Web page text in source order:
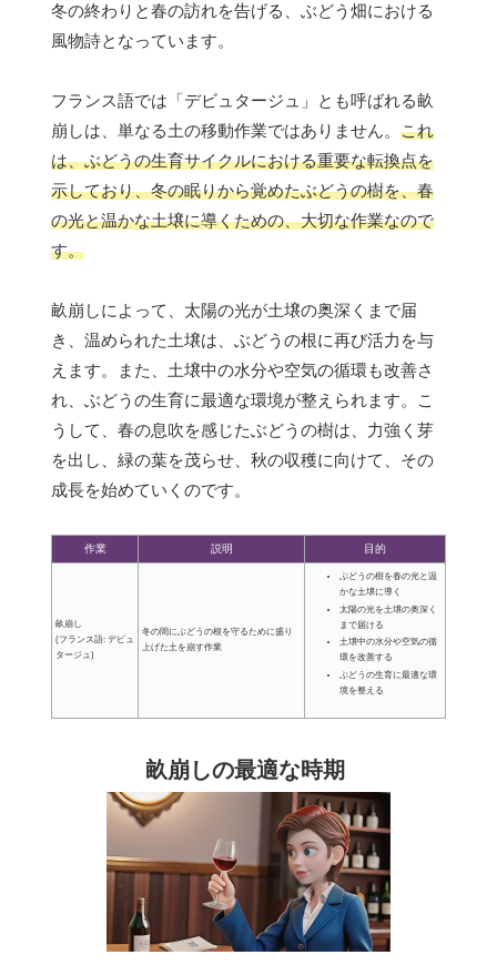
冬の終わりと春の訪れを告げる、ぶどう畑における
風物詩となっています。
フランス語では「デビュタージュ」とも呼ばれる畝
崩しは、単なる土の移動作業ではありません。 これ
は、ぶどうの生育サイクルにおける重要な転換点を
示しており、冬の眠りから覚めたぶどうの樹を、春
の光と温かな土壌に導くための、大切な作業なので
す。
畝崩しによって、太陽の光が土壌の奥深くまで届
き、温められた土壌は、ぶどうの根に再び活力を与
えます。また、土壌中の水分や空気の循環も改善さ
れ、ぶどうの生育に最適な環境が整えられます。こ
うして、春の息吹を感じたぶどうの樹は、力強く芽
を出し、緑の葉を茂らせ、秋の収穫に向けて、その
成長を始めていくのです。
作業 説明 目的
畝崩し
(フランス語: デビュ
タージュ)
冬の間にぶどうの根を守るために盛り
上げた土を崩す作業
ぶどうの樹を春の光と温
かな土壌に導く
太陽の光を土壌の奥深く
まで届ける
土壌中の水分や空気の循
環を改善する
ぶどうの生育に最適な環
境を整える
畝崩しの最適な時期